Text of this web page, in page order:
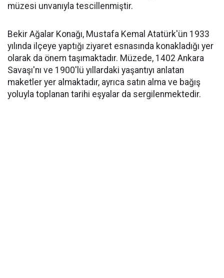
müzesi unvanıyla tescillenmiştir.
Bekir Ağalar Konağı, Mustafa Kemal Atatürk'ün 1933
yılında ilçeye yaptığı ziyaret esnasında konakladığı yer
olarak da önem taşımaktadır. Müzede, 1402 Ankara
Savaşı'nı ve 1900'lü yıllardaki yaşantıyı anlatan
maketler yer almaktadır, ayrıca satın alma ve bağış
yoluyla toplanan tarihi eşyalar da sergilenmektedir.